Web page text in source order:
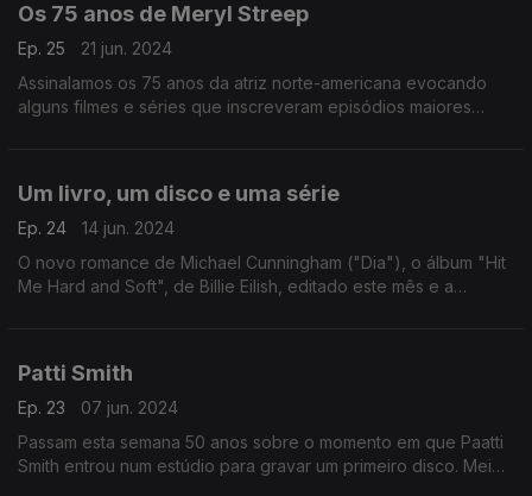
Os 75 anos de Meryl Streep
Ep. 25
21 jun. 2024
Assinalamos os 75 anos da atriz norte-americana evocando
alguns filmes e séries que inscreveram episódios maiores
Um livro, um disco e uma série
Ep. 24
14 jun. 2024
O novo romance de Michael Cunningham ("Dia"), o álbum "Hit
Me Hard and Soft", de Billie Eilish, editado este mês e a
Patti Smith
Ep. 23
07 jun. 2024
Passam esta semana 50 anos sobre o momento em que Paatti
Smith entrou num estúdio para gravar um primeiro disco. Meio